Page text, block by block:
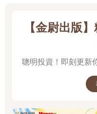
【金尉出版
聰明投資！即刻更新